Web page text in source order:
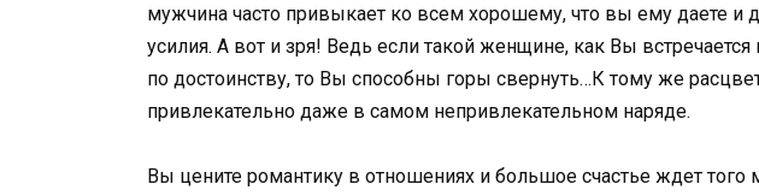
мужчина часто привыкает ко всем хорошему, что вы ему даете и
усилия. А вот и зря! Ведь если такой женщине, как Вы
по достоинству, то Вы способны горы свернуть…К тому же
привлекательно даже в самом непривлекательном наряде.
Вы цените романтику в отношениях и большое счастье ждет того